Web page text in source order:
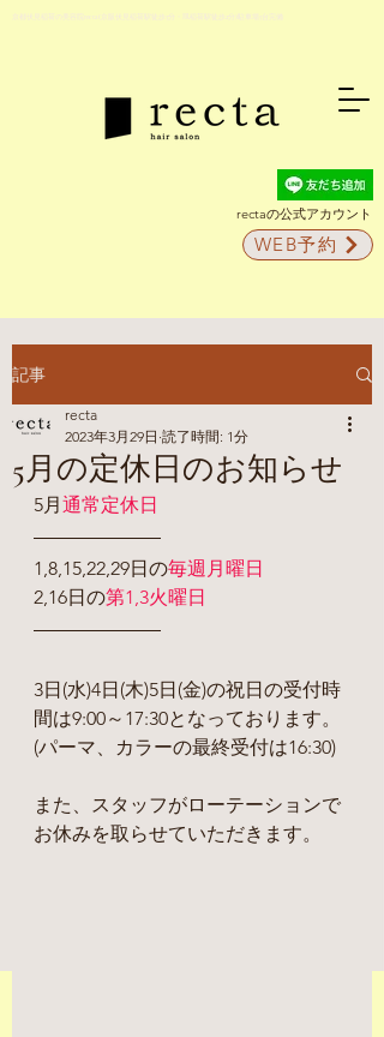
京都伏見稲荷の美容院recta(京阪伏見稲荷駅徒歩5分・JR稲荷駅徒歩2分)駐車場5台完備
rectaの公式アカウント
WEB予約
記事
5月の定休日のお知らせ
recta
2023年3月29日 読了時間: 1分
5月通常定休日
1,8,15,22,29日の毎週月曜日
2,16日の第1,3火曜日
3日(水)4日(木)5日(金)の祝日の受付時
間は9:00～17:30となっております。
(パーマ、カラーの最終受付は16:30)
また、スタッフがローテーションで
お休みを取らせていただきます。